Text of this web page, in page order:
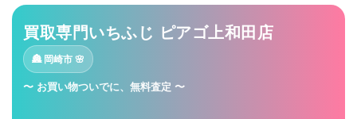
買取専門いちふじ ピアゴ上和田店
🏯 岡崎市🌸
〜 お買い物ついでに、無料査定 〜